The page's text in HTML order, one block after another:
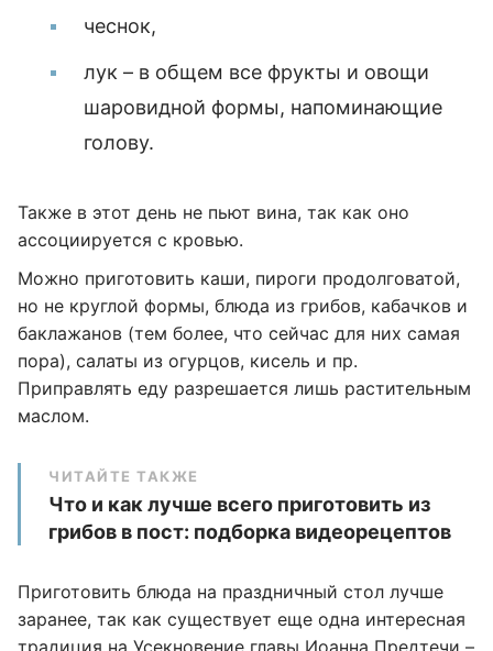
чеснок,
лук – в общем все фрукты и овощи
шаровидной формы, напоминающие
голову.
Также в этот день не пьют вина, так как оно
ассоциируется с кровью.
Можно приготовить каши, пироги продолговатой,
но не круглой формы, блюда из грибов, кабачков и
баклажанов (тем более, что сейчас для них самая
пора), салаты из огурцов, кисель и пр.
Приправлять еду разрешается лишь растительным
маслом.
ЧИТАЙТЕ ТАКЖЕ
Что и как лучше всего приготовить из
грибов в пост: подборка видеорецептов
Приготовить блюда на праздничный стол лучше
заранее, так как существует еще одна интересная
традиция на Усекновение главы Иоанна Предтечи –